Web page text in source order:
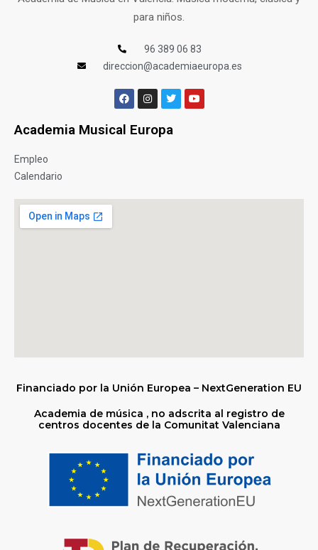
para niños.
96 389 06 83
direccion@academiaeuropa.es
Academia Musical Europa
Empleo
Calendario
Financiado por la Unión Europea – NextGeneration EU
Academia de música , no adscrita al registro de
centros docentes de la Comunitat Valenciana